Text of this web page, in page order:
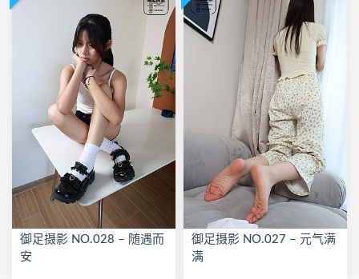
御足摄影 NO.028 – 随遇而
安
御足摄影 NO.027 – 元气满
满